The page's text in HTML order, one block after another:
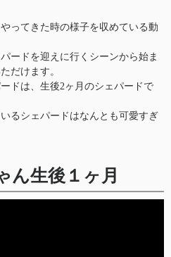
ってきた時の様子を収めている動
ードを迎えに行くシーンから始ま
だけます。
ドは、生後2ヶ月のシェパードで
るシェパードはなんとも可愛すぎ
ん生後１ヶ月